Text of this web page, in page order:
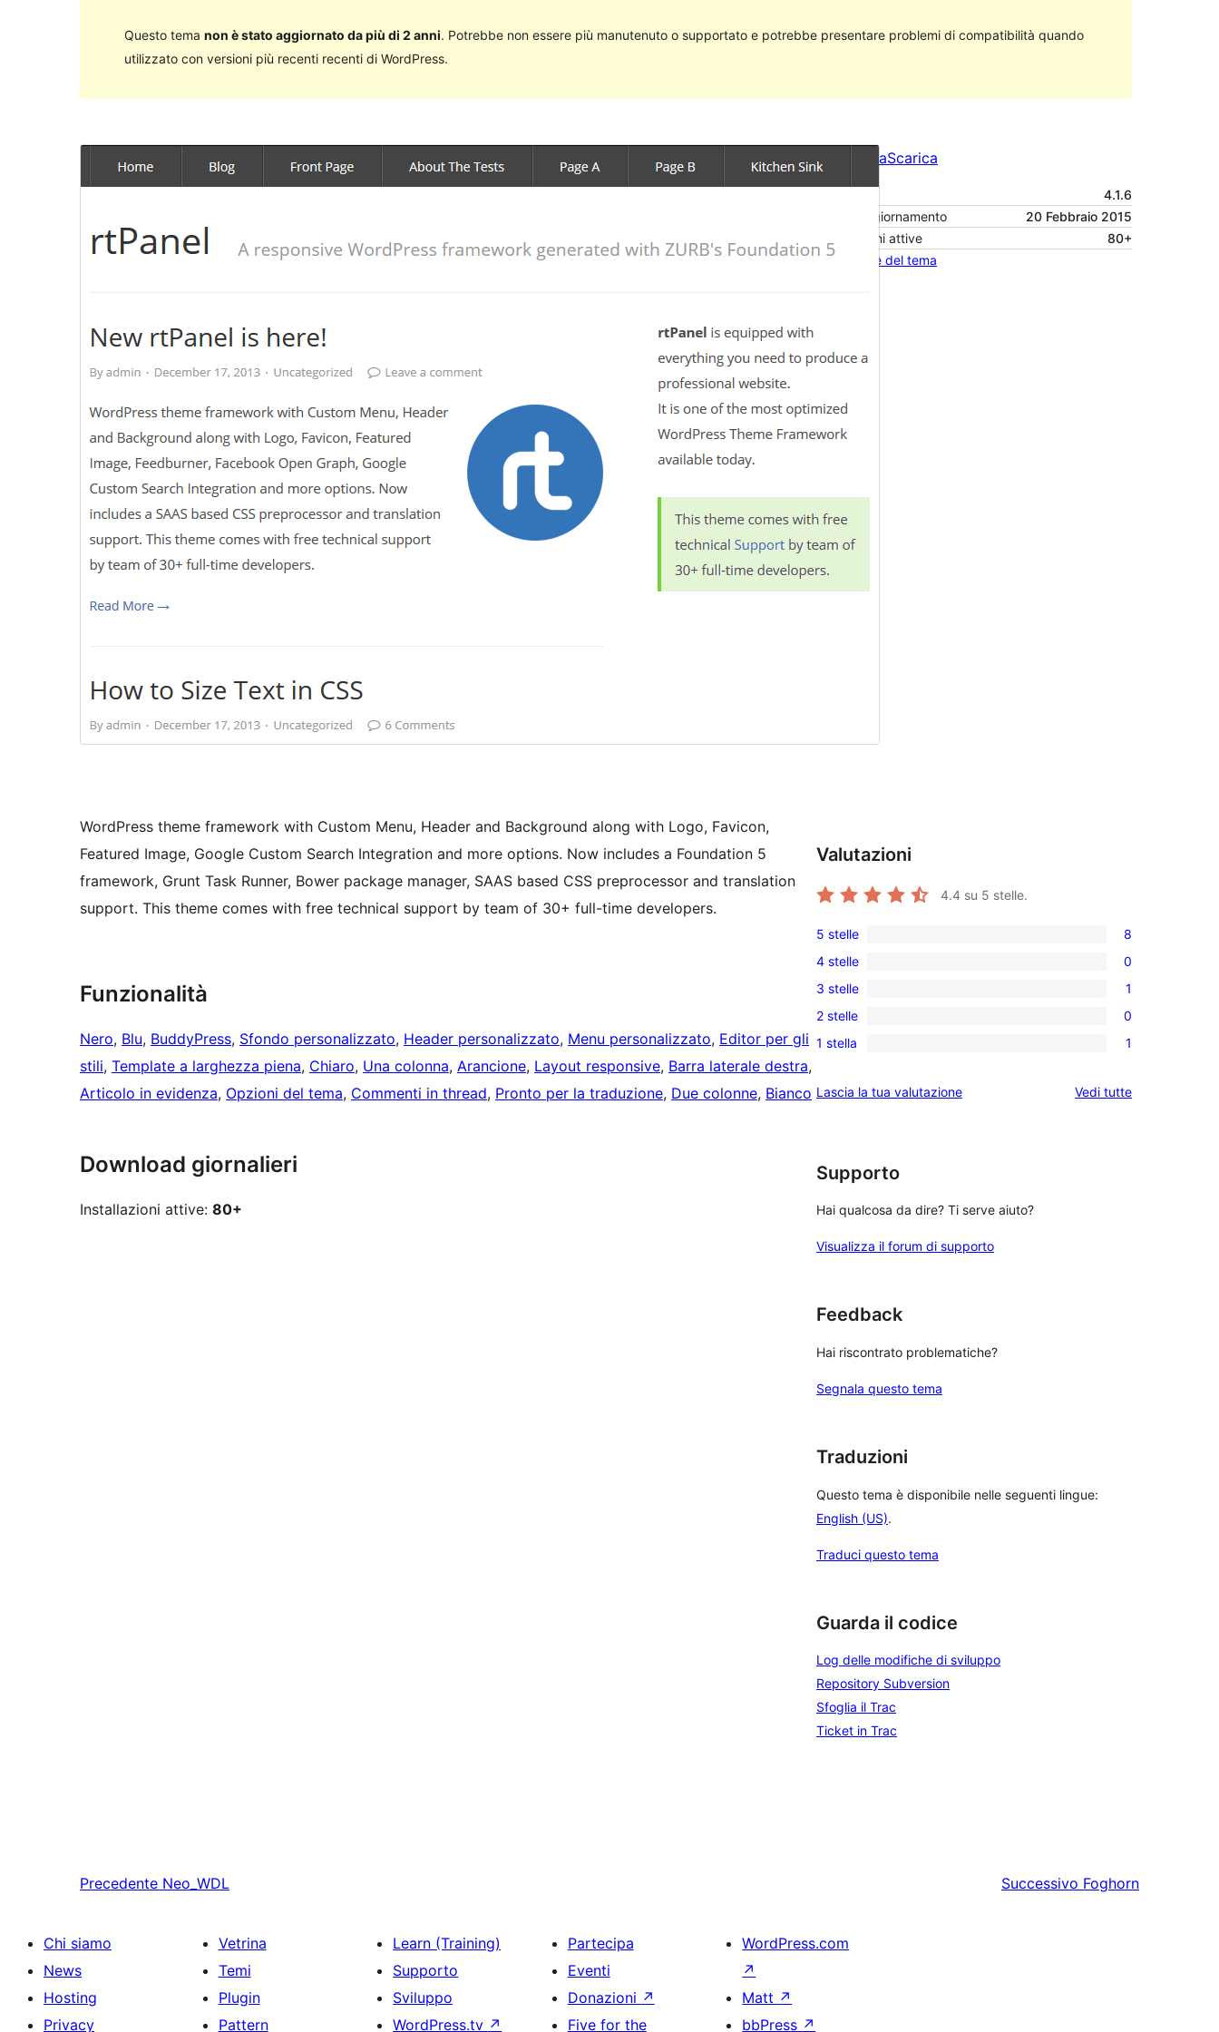
Questo tema non è stato aggiornato da più di 2 anni. Potrebbe non essere più manutenuto o supportato e potrebbe presentare problemi di compatibilità quando
utilizzato con versioni più recenti recenti di WordPress.
AnteprimaScarica
4.1.6
Ultimo aggiornamento
20 Febbraio 2015
Installazioni attive
80+
Homepage del tema
WordPress theme framework with Custom Menu, Header and Background along with Logo, Favicon,
Featured Image, Google Custom Search Integration and more options. Now includes a Foundation 5
framework, Grunt Task Runner, Bower package manager, SAAS based CSS preprocessor and translation
support. This theme comes with free technical support by team of 30+ full-time developers.
Funzionalità
Nero, Blu, BuddyPress, Sfondo personalizzato, Header personalizzato, Menu personalizzato, Editor per gli
stili, Template a larghezza piena, Chiaro, Una colonna, Arancione, Layout responsive, Barra laterale destra
Articolo in evidenza, Opzioni del tema, Commenti in thread, Pronto per la traduzione, Due colonne, Bianco
Download giornalieri
Installazioni attive: 80+
Valutazioni
4.4 su 5 stelle.
8
recensioni
a
5-
stelle
5 stelle 8
0
recensioni
a
4-
4 stelle 0
1
3-
recensioni
stelle
3 stelle 1
0
recensioni
2-
2 stelle 0
1
recensioni
1 stella 1
Lascia la tua valutazione Vedi tuttele
Supporto
Hai qualcosa da dire? Ti serve aiuto?
Visualizza il forum di supporto
Feedback
Hai riscontrato problematiche?
Segnala questo tema
Traduzioni
Questo tema è disponibile nelle seguenti lingue:
English (US).
Traduci questo tema
Guarda il codice
Log delle modifiche di sviluppo
Repository Subversion
Sfoglia il Trac
Ticket in Trac
Precedente Neo_WDL Successivo Foghorn
Chi siamo
News
Hosting
Privacy
Vetrina
Temi
Plugin
Pattern
Learn (Training)
Supporto
Sviluppo
WordPress.tv ↗
Partecipa
Eventi
Donazioni ↗
Five for the
WordPress.com
↗
Matt ↗
bbPress ↗